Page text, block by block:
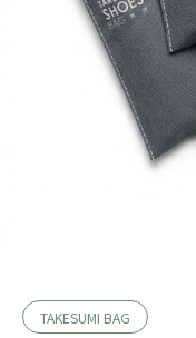
TAKESUMI BAG